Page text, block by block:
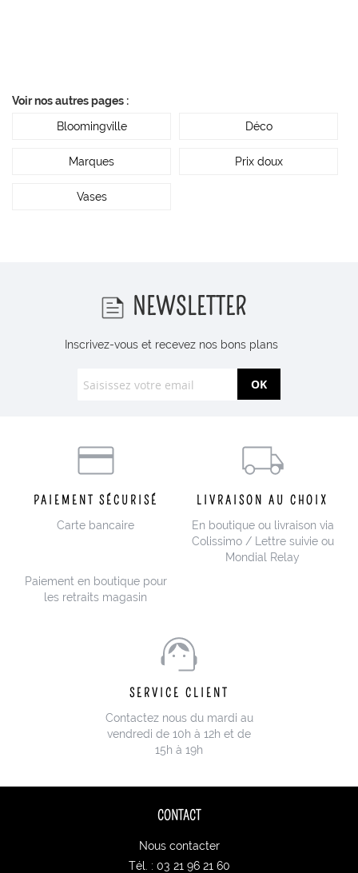
Voir nos autres pages :
Bloomingville
Déco
Marques Prix doux
Vases
NEWSLETTER
Inscrivez-vous et recevez nos bons plans
OK
PAIEMENT SÉCURISÉ
Carte bancaire
Paiement en boutique pour
les retraits magasin
LIVRAISON AU CHOIX
En boutique ou livraison via
Colissimo / Lettre suivie ou
Mondial Relay
SERVICE CLIENT
Contactez nous du mardi au
vendredi de 10h à 12h et de
15h à 19h
CONTACT
Nous contacter
Tél. : 03 21 96 21 60